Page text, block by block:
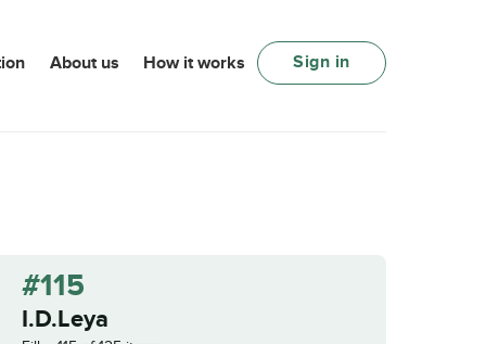
About us How it works Sign in
#115
I.D.Leya